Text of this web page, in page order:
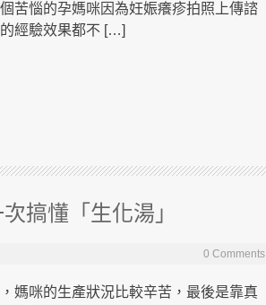
苦惱的孕媽咪因為妊娠癢疹拍照上傳諮
經驗效果都不 […]
搞懂「生化湯」
0 Comments
媽咪的生產狀況比較辛苦，最後是靠真